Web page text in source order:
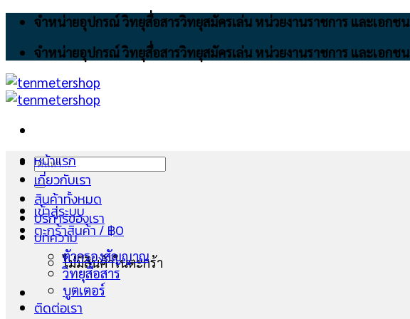
Skip
content
จำหน่ายอุปกรณ์ วิทยุสื่อสารวิทยุสมัครเล่น หน่วยงานราชการ และเอกชน
จำหน่ายอุปกรณ์ วิทยุสื่อสารวิทยุสมัครเล่น หน่วยงานราชการ และเอกชน
ค้นหา:
เข้าสู่ระบบ
ตะกร้าสินค้า /฿0
ไม่มีสินค้าในตะกร้า
หน้าแรก
เกี่ยวกับเรา
สินค้าทั้งหมด
บริการของเรา
บทความ
ตัวกรองสัญญาณ
วิทยุสื่อสาร
บูตเตอร์
ติดต่อเรา